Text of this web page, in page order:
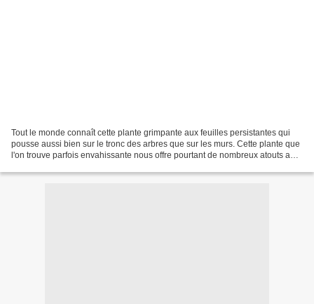
Tout le monde connaît cette plante grimpante aux feuilles persistantes qui
pousse aussi bien sur le tronc des arbres que sur les murs. Cette plante que
l'on trouve parfois envahissante nous offre pourtant de nombreux atouts au